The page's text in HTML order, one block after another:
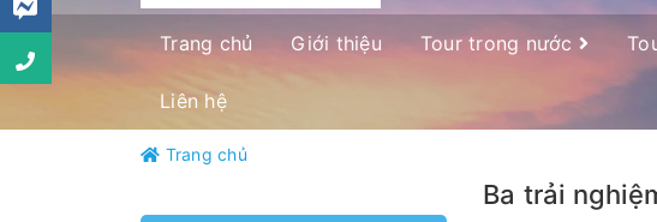
Trang chủ Giới thiệu Tour trong nước
Liên hệ
Trang chủ
Ba trải